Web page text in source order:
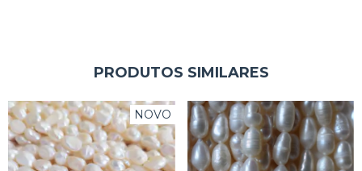
PRODUTOS SIMILARES
NOVO